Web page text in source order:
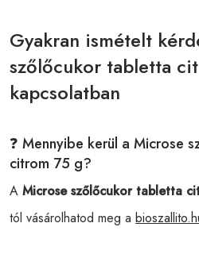
Gyakran ismételt
szőlőcukor tabletta
kapcsolatban
❓ Mennyibe kerül a Microse
citrom 75 g?
A Microse szőlőcukor tabletta
tól vásárolhatod meg a